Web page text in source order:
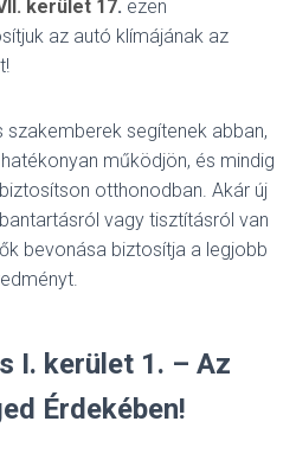
kerület 17. ezen
az autó klímájának az
segítenek abban,
működjön, és mindig
otthonodban. Akár új
vagy tisztításról van
bevonása biztosítja a legjobb
I. kerület 1. – Az
Érdekében!